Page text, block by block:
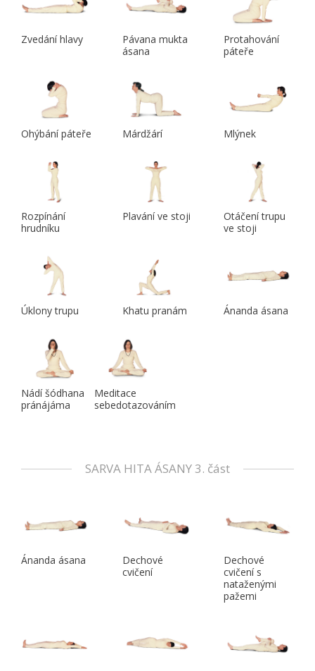
Zvedání hlavy
Pávana mukta
ásana
Protahování
páteře
Ohýbání páteře Márdžárí Mlýnek
Rozpínání
hrudníku
Plavání ve stoji
Otáčení trupu
ve stoji
Úklony trupu Khatu pranám Ánanda ásana
Nádí šódhana
pránájáma
Meditace
sebedotazováním
SARVA HITA ÁSANY 3. část
Ánanda ásana
Dechové
cvičení
Dechové
cvičení s
nataženými
pažemi